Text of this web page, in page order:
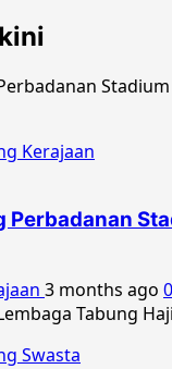
Kerajaan
Perbadanan
3 months ago 0
Swasta